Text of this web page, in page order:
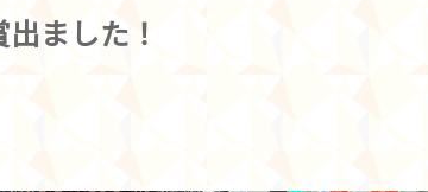
ました！